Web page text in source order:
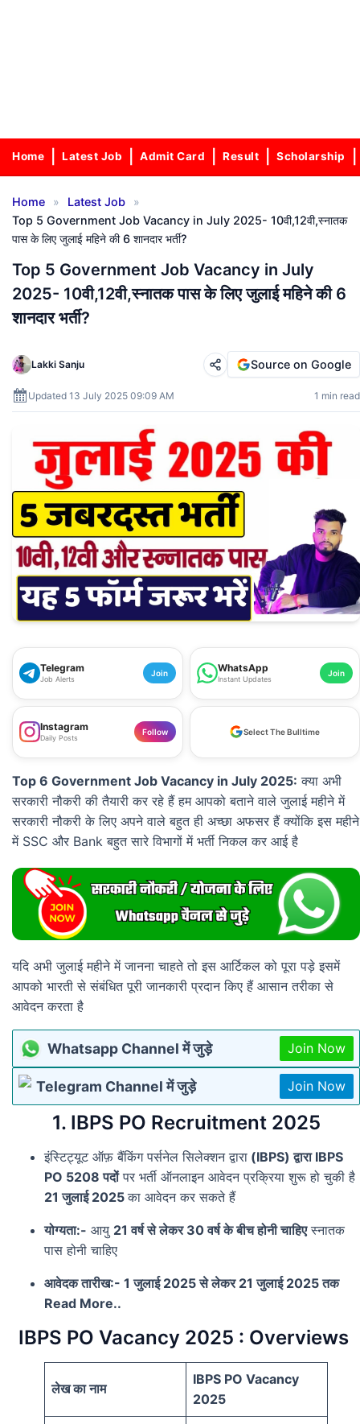
Home Latest Job Admit Card Result Scholarship
Home » Latest Job
»
Top 5 Government Job Vacancy in July 2025- 10वी,12वी,स्नातक
पास के लिए जुलाई महिने की 6 शानदार भर्ती?
Top 5 Government Job Vacancy in July
2025- 10वी,12वी,स्नातक पास के लिए जुलाई महिने की 6
शानदार भर्ती?
Lakki Sanju
Updated 13 July 2025 09:09 AM 1 min read
Source on Google
Telegram
Job Alerts
Join WhatsApp
Instant Updates
Join
Instagram
Daily Posts
Follow Select The Bulltime
Top 6 Government Job Vacancy in July 2025: क्या अभी
सरकारी नौकरी की तैयारी कर रहे हैं हम आपको बताने वाले जुलाई महीने में
सरकारी नौकरी के लिए अपने वाले बहुत ही अच्छा अफसर हैं क्योंकि इस महीने
में SSC और Bank बहुत सारे विभागों में भर्ती निकल कर आई है
यदि अभी जुलाई महीने में जानना चाहते तो इस आर्टिकल को पूरा पड़े इसमें
आपको भारती से संबंधित पूरी जानकारी प्रदान किए हैं आसान तरीका से
आवेदन करता है
Whatsapp Channel में जुड़े Join Now
Telegram Channel में जुड़े Join Now
1. IBPS PO Recruitment 2025
इंस्टिट्यूट ऑफ़ बैंकिंग पर्सनेल सिलेक्शन द्वारा (IBPS) द्वारा IBPS
PO 5208 पदोंपर भर्ती ऑनलाइन आवेदन प्रक्रिया शुरू हो चुकी है
21 जुलाई 2025का आवेदन कर सकते हैं
योग्यता:- आयु 21 वर्ष से लेकर 30 वर्ष के बीच होनी चाहिएस्नातक
पास होनी चाहिए
आवेदक तारीख:- 1 जुलाई 2025 से लेकर 21 जुलाई 2025 तक
Read More..
IBPS PO Vacancy 2025 : Overviews
लेख का नाम
IBPS PO Vacancy
2025